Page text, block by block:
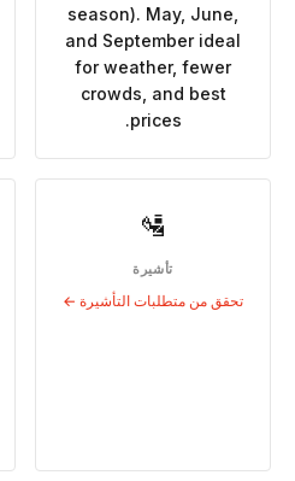
season). May, June,
and September ideal
for weather, fewer
crowds, and best
prices.
🛂
تأشيرة
تحقق من متطلبات التأشيرة ←